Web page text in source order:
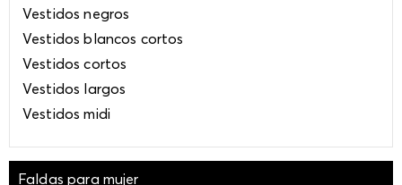
Shorts blancos
Shorts negros
Shorts azules
Shorts verdes
Shorts beige
Shorts naranjas
Vestidos negros
Vestidos blancos cortos
Vestidos cortos
Vestidos largos
Vestidos midi
Faldas para mujer